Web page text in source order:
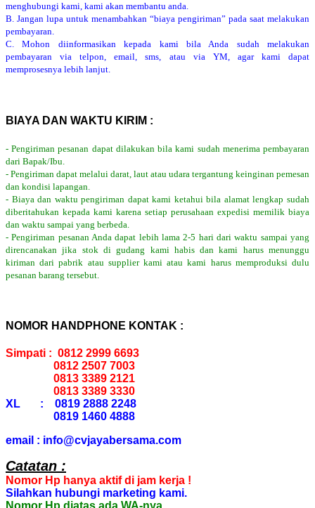
menghubungi kami, kami akan membantu anda.
B. Jangan lupa untuk menambahkan “biaya pengiriman” pada saat melakukan
pembayaran.
C. Mohon diinformasikan kepada kami bila Anda sudah melakukan
pembayaran via telpon, email, sms, atau via YM, agar kami dapat
memprosesnya lebih lanjut.
BIAYA DAN WAKTU KIRIM :
- Pengiriman pesanan dapat dilakukan bila kami sudah menerima pembayaran
dari Bapak/Ibu.
- Pengiriman dapat melalui darat, laut atau udara tergantung keinginan pemesan
dan kondisi lapangan.
- Biaya dan waktu pengiriman dapat kami ketahui bila alamat lengkap sudah
diberitahukan kepada kami karena setiap perusahaan expedisi memilik biaya
dan waktu sampai yang berbeda.
- Pengiriman pesanan Anda dapat lebih lama 2-5 hari dari waktu sampai yang
direncanakan jika stok di gudang kami habis dan kami harus menunggu
kiriman dari pabrik atau supplier kami atau kami harus memproduksi dulu
pesanan barang tersebut.
NOMOR HANDPHONE KONTAK :
Simpati : 0812 2999 6693
0812 2507 7003
0813 3389 2121
0813 3389 3330
XL : 0819 2888 2248
0819 1460 4888
email : info@cvjayabersama.com
Catatan :
Nomor Hp hanya aktif di jam kerja !
Silahkan hubungi marketing kami.